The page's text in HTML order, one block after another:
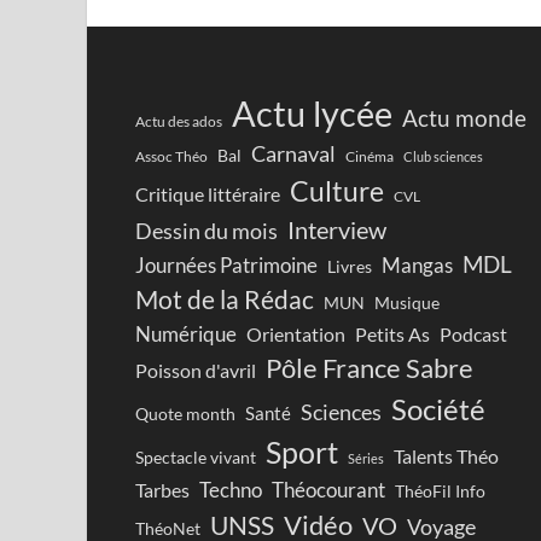
Actu des ados Actu lycée Actu monde
Assoc Théo Bal Carnaval Cinéma Club sciences
Critique littéraire Culture CVL
Dessin du mois Interview
Journées Patrimoine Livres Mangas MDL
Mot de la Rédac MUN Musique
Numérique Orientation Petits As Podcast
Poisson d'avril Pôle France Sabre
Quote month Santé Sciences Société
Spectacle vivant Sport Séries
Talents Théo
Tarbes Techno Théocourant ThéoFil Info
ThéoNet UNSS Vidéo VO Voyage